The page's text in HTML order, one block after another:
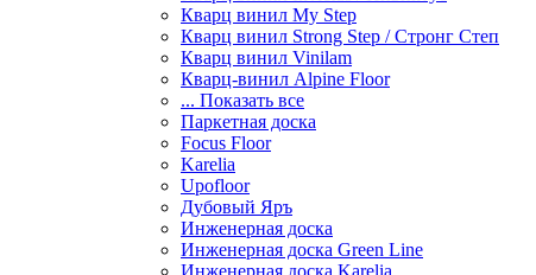
Кварц винил My Step
Кварц винил Strong Step / Стронг Степ
Кварц винил Vinilam
Кварц-винил Alpine Floor
... Показать все
Паркетная доска
Focus Floor
Karelia
Upofloor
Дубовый Яръ
Инженерная доска
Инженерная доска Green Line
Инженерная доска Karelia